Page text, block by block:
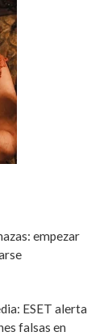
empezar
ESET alerta
falsas en